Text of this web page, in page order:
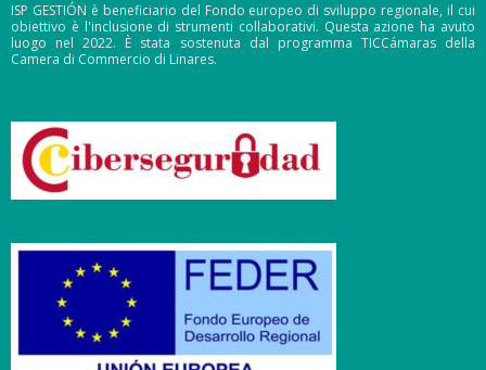
ISP GESTIÓN è beneficiario del Fondo europeo di sviluppo regionale, il cui
obiettivo è l'inclusione di strumenti collaborativi. Questa azione ha avuto
luogo nel 2022. È stata sostenuta dal programma TICCámaras della
Camera di Commercio di Linares.